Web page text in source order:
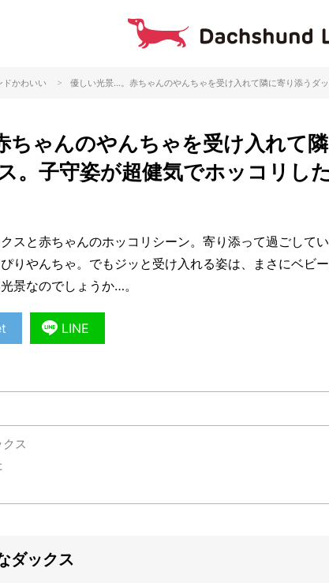
ドかわいい > 優しい光景…。赤ちゃんのやんちゃを受け入れて隣に寄り添うダ
ちゃんのやんちゃを受け入れて
。子守姿が超健気でホッコリした
スと赤ちゃんのホッコリシーン。寄り添って過ごして
りやんちゃ。でもジッと受け入れる姿は、まさにベビ
景なのでしょうか…。
LINE
ス
ダックス